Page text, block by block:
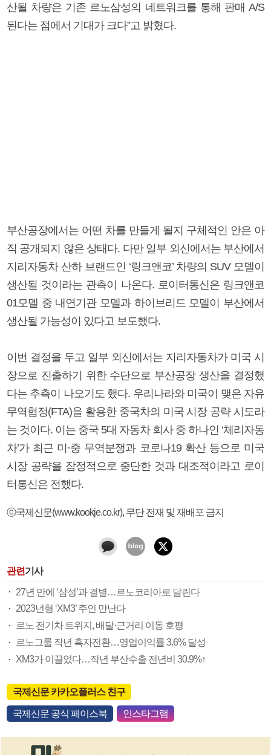
산될 차량은 기존 르노삼성의 네트워크를 통해 판매 A/S
된다는 점에서 기대가 크다”고 밝혔다.
부산공장에서는 어떤 차를 만들게 될지 구체적인 안은 아
직 공개되지 않은 상태다. 다만 일부 외신에서는 부산에서
지리자동차 산하 브랜드인 ‘링크앤코’ 차량의 SUV 모델이
생산될 것이라는 관측이 나온다. 로이터통신은 링크앤코
01모델 중 내연기관 모델과 하이브리드 모델이 부산에서
생산될 가능성이 있다고 보도했다.
이번 결정을 두고 일부 외신에서는 지리자동차가 미국 시
장으로 진출하기 위한 수단으로 부산공장 생산을 결정했
다는 추측이 나오기도 했다. 우리나라와 미국이 맺은 자유
무역협정(FTA)을 활용한 중국차의 미국 시장 공략 시도라
는 것이다. 이는 중국 5대 자동차 회사 중 하나인 ‘체리자동
차’가 최근 미·중 무역분쟁과 코로나19 확산 등으로 미국
시장 공략을 잠정적으로 중단한 것과 대조적이라고 로이
터통신은 전했다.
ⓒ국제신문(www.kookje.co.kr), 무단 전재 및 재배포 금지
관련기사
27년 만에 ‘삼성’과 결별…르노코리아로 달린다
2023년형 ‘XM3’ 주인 만난다
르노 전기차 트위지, 배달·근거리 이동 호평
르노그룹 작년 흑자전환…영업이익률 3.6% 달성
XM3가 이끌었다…작년 부산수출 전년비 30.9%↑
국제신문 카카오플러스 친구
국제신문 공식 페이스북 인스타그램